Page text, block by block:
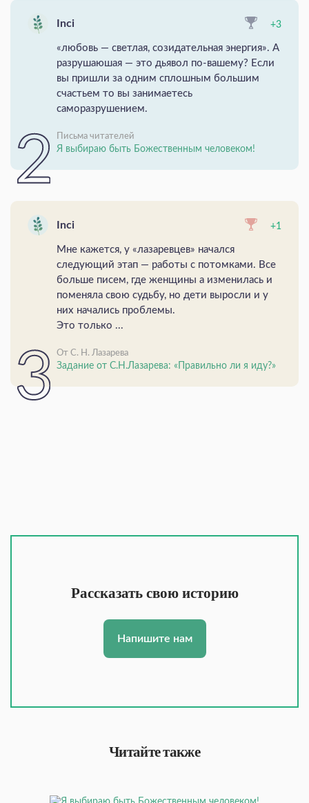
Inci +3
«любовь — светлая, созидательная энергия». А
разрушаюшая — это дьявол по-вашему? Если
вы пришли за одним сплошным большим
счастьем то вы занимаетесь
саморазрушением.
Письма читателей
Я выбираю быть Божественным человеком!
Inci +1
Мне кажется, у «лазаревцев» начался
следующий этап — работы с потомками. Все
больше писем, где женщины а изменилась и
поменяла свою судьбу, но дети выросли и у
них начались проблемы.
Это только ...
От С. Н. Лазарева
Задание от С.Н.Лазарева: «Правильно ли я иду?»
Рассказать свою историю
Напишите нам
Читайте также